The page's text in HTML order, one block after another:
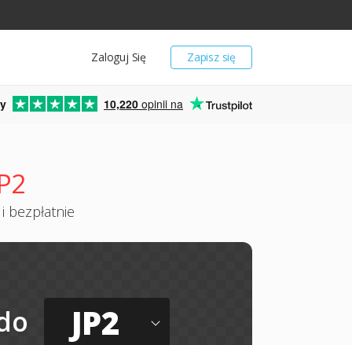
Zapisz się
Zaloguj Się
10,220 opinii na
JP2